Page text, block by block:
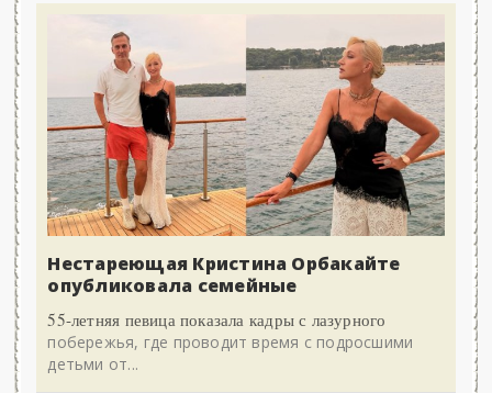
Нестареющая Кристина Орбакайте
опубликовала семейные
55-летняя певица показала кадры с лазурного
побережья, где проводит время с подросшими
детьми от...